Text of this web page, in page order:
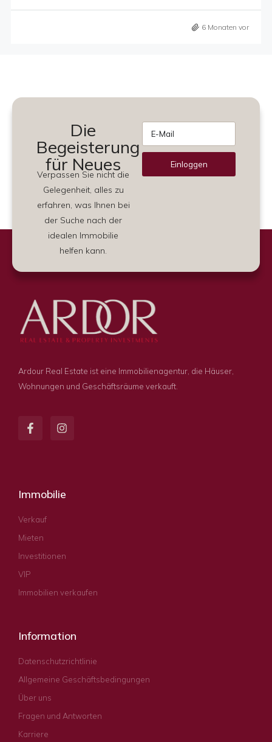
6 Monaten vor
Die
Begeisterung
für Neues
Verpassen Sie nicht die
Gelegenheit, alles zu
erfahren, was Ihnen bei
der Suche nach der
idealen Immobilie
helfen kann.
Einloggen
Ardour Real Estate ist eine Immobilienagentur, die Häuser,
Wohnungen und Geschäftsräume verkauft.
Immobilie
Verkauf
Mieten
Investitionen
VIP
Immobilien verkaufen
Information
Datenschutzrichtlinie
Allgemeine Geschäftsbedingungen
Über uns
Fragen und Antworten
Karriere